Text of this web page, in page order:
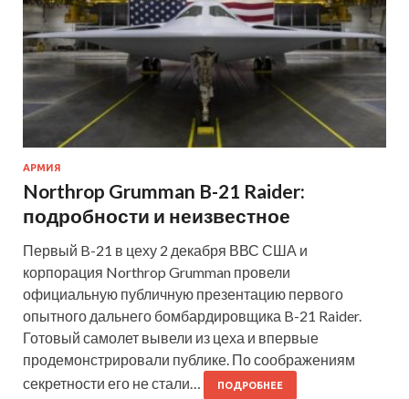
АРМИЯ
Northrop Grumman B-21 Raider:
подробности и неизвестное
Первый B-21 в цеху 2 декабря ВВС США и
корпорация Northrop Grumman провели
официальную публичную презентацию первого
опытного дальнего бомбардировщика B-21 Raider.
Готовый самолет вывели из цеха и впервые
продемонстрировали публике. По соображениям
секретности его не стали…
ПОДРОБНЕЕ